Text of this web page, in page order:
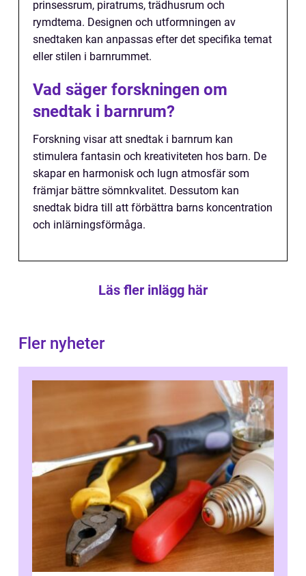
prinsessrum, piratrums, trädhusrum och
rymdtema. Designen och utformningen av
snedtaken kan anpassas efter det specifika temat
eller stilen i barnrummet.
Vad säger forskningen om
snedtak i barnrum?
Forskning visar att snedtak i barnrum kan
stimulera fantasin och kreativiteten hos barn. De
skapar en harmonisk och lugn atmosfär som
främjar bättre sömnkvalitet. Dessutom kan
snedtak bidra till att förbättra barns koncentration
och inlärningsförmåga.
Läs fler inlägg här
Fler nyheter